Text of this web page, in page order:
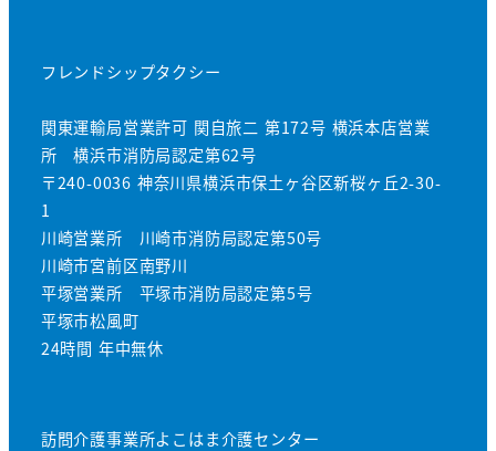
フレンドシップタクシー
関東運輸局営業許可 関自旅二 第172号 横浜本店営業
所 横浜市消防局認定第62号
〒240-0036 神奈川県横浜市保土ヶ谷区新桜ヶ丘2-30-
1
川崎営業所 川崎市消防局認定第50号
川崎市宮前区南野川
平塚営業所 平塚市消防局認定第5号
平塚市松風町
24時間 年中無休
訪問介護事業所よこはま介護センター